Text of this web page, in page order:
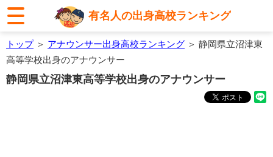
有名人の出身高校ランキング
トップ＞ アナウンサー出身高校ランキング ＞ 静岡県立沼津東
高等学校出身のアナウンサー
静岡県立沼津東高等学校出身のアナウンサー